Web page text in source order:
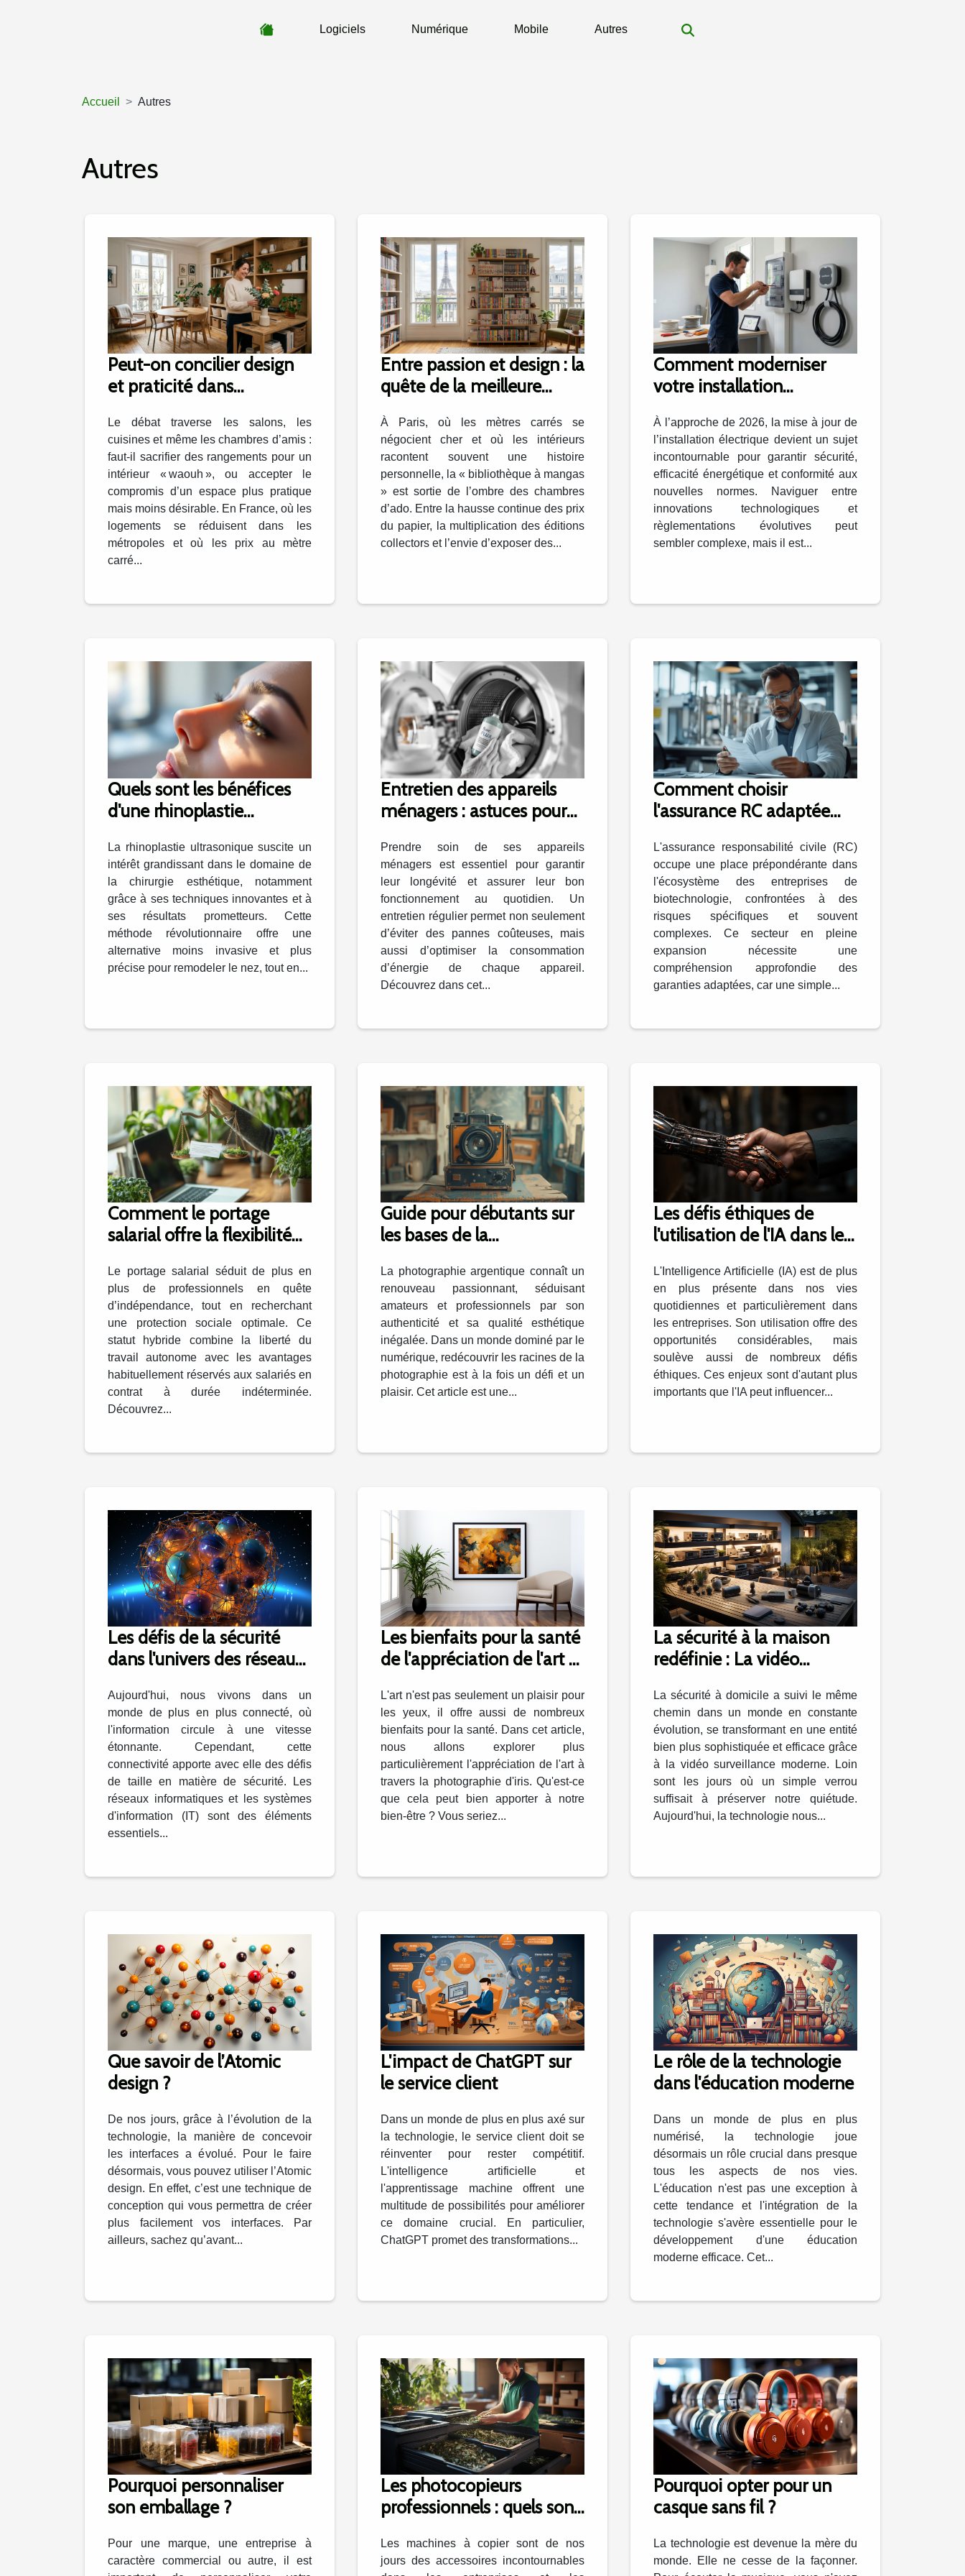
Logiciels Numérique Mobile Autres
Accueil Autres
Autres
Peut-on concilier design
et praticité dans
Le débat traverse les salons, les
cuisines et même les chambres d’amis :
faut-il sacrifier des rangements pour un
intérieur « waouh », ou accepter le
compromis d’un espace plus pratique
mais moins désirable. En France, où les
logements se réduisent dans les
métropoles et où les prix au mètre
carré...
Entre passion et design : la
quête de la meilleure
À Paris, où les mètres carrés se
négocient cher et où les intérieurs
racontent souvent une histoire
personnelle, la « bibliothèque à mangas
» est sortie de l’ombre des chambres
d’ado. Entre la hausse continue des prix
du papier, la multiplication des éditions
collectors et l’envie d’exposer des...
Comment moderniser
votre installation
À l’approche de 2026, la mise à jour de
l’installation électrique devient un sujet
incontournable pour garantir sécurité,
efficacité énergétique et conformité aux
nouvelles normes. Naviguer entre
innovations technologiques et
règlementations évolutives peut
sembler complexe, mais il est...
Quels sont les bénéfices
d'une rhinoplastie
récupération ?
La rhinoplastie ultrasonique suscite un
intérêt grandissant dans le domaine de
la chirurgie esthétique, notamment
grâce à ses techniques innovantes et à
ses résultats prometteurs. Cette
méthode révolutionnaire offre une
alternative moins invasive et plus
précise pour remodeler le nez, tout en...
Entretien des appareils
ménagers : astuces pour
Prendre soin de ses appareils
ménagers est essentiel pour garantir
leur longévité et assurer leur bon
fonctionnement au quotidien. Un
entretien régulier permet non seulement
d’éviter des pannes coûteuses, mais
aussi d’optimiser la consommation
d’énergie de chaque appareil.
Découvrez dans cet...
Comment choisir
l'assurance RC adaptée
biotechnologie ?
L'assurance responsabilité civile (RC)
occupe une place prépondérante dans
l'écosystème des entreprises de
biotechnologie, confrontées à des
risques spécifiques et souvent
complexes. Ce secteur en pleine
expansion nécessite une
compréhension approfondie des
garanties adaptées, car une simple...
Comment le portage
salarial offre la flexibilité
sécurité du CDI
Le portage salarial séduit de plus en
plus de professionnels en quête
d’indépendance, tout en recherchant
une protection sociale optimale. Ce
statut hybride combine la liberté du
travail autonome avec les avantages
habituellement réservés aux salariés en
contrat à durée indéterminée.
Découvrez...
Guide pour débutants sur
les bases de la
La photographie argentique connaît un
renouveau passionnant, séduisant
amateurs et professionnels par son
authenticité et sa qualité esthétique
inégalée. Dans un monde dominé par le
numérique, redécouvrir les racines de la
photographie est à la fois un défi et un
plaisir. Cet article est une...
Les défis éthiques de
l'utilisation de l'IA dans les
L'Intelligence Artificielle (IA) est de plus
en plus présente dans nos vies
quotidiennes et particulièrement dans
les entreprises. Son utilisation offre des
opportunités considérables, mais
soulève aussi de nombreux défis
éthiques. Ces enjeux sont d'autant plus
importants que l'IA peut influencer...
Les défis de la sécurité
dans l'univers des réseaux
Aujourd'hui, nous vivons dans un
monde de plus en plus connecté, où
l'information circule à une vitesse
étonnante. Cependant, cette
connectivité apporte avec elle des défis
de taille en matière de sécurité. Les
réseaux informatiques et les systèmes
d'information (IT) sont des éléments
essentiels...
Les bienfaits pour la santé
de l'appréciation de l'art à
d'iris
L'art n'est pas seulement un plaisir pour
les yeux, il offre aussi de nombreux
bienfaits pour la santé. Dans cet article,
nous allons explorer plus
particulièrement l'appréciation de l'art à
travers la photographie d'iris. Qu'est-ce
que cela peut bien apporter à notre
bien-être ? Vous seriez...
La sécurité à la maison
redéfinie : La vidéo
La sécurité à domicile a suivi le même
chemin dans un monde en constante
évolution, se transformant en une entité
bien plus sophistiquée et efficace grâce
à la vidéo surveillance moderne. Loin
sont les jours où un simple verrou
suffisait à préserver notre quiétude.
Aujourd'hui, la technologie nous...
Que savoir de l’Atomic
design ?
De nos jours, grâce à l’évolution de la
technologie, la manière de concevoir
les interfaces a évolué. Pour le faire
désormais, vous pouvez utiliser l’Atomic
design. En effet, c’est une technique de
conception qui vous permettra de créer
plus facilement vos interfaces. Par
ailleurs, sachez qu’avant...
L'impact de ChatGPT sur
le service client
Dans un monde de plus en plus axé sur
la technologie, le service client doit se
réinventer pour rester compétitif.
L'intelligence artificielle et
l'apprentissage machine offrent une
multitude de possibilités pour améliorer
ce domaine crucial. En particulier,
ChatGPT promet des transformations...
Le rôle de la technologie
dans l'éducation moderne
Dans un monde de plus en plus
numérisé, la technologie joue
désormais un rôle crucial dans presque
tous les aspects de nos vies.
L'éducation n'est pas une exception à
cette tendance et l'intégration de la
technologie s'avère essentielle pour le
développement d'une éducation
moderne efficace. Cet...
Pourquoi personnaliser
son emballage ?
Pour une marque, une entreprise à
caractère commercial ou autre, il est
Les photocopieurs
professionnels : quels sont
une utilisation durable ?
Les machines à copier sont de nos
jours des accessoires incontournables
Pourquoi opter pour un
casque sans fil ?
La technologie est devenue la mère du
monde. Elle ne cesse de la façonner.